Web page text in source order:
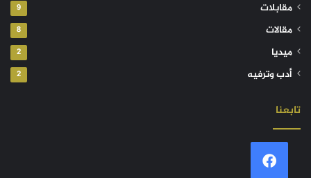
مقابلات 9
مقالات 8
ميديا 2
أدب وترفيه 2
تابعنا